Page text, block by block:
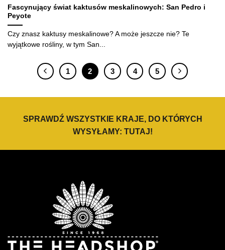
Fascynujący świat kaktusów meskalinowych: San Pedro i
Peyote
Czy znasz kaktusy meskalinowe? A może jeszcze nie? Te
wyjątkowe rośliny, w tym San...
1 2 3 4 5
SPRAWDŹ WSZYSTKIE KRAJE, DO KTÓRYCH
WYSYŁAMY: TUTAJ!